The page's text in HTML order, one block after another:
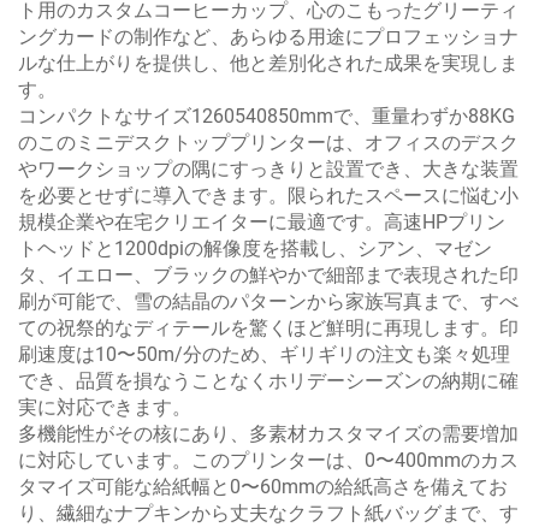
ト用のカスタムコーヒーカップ、心のこもったグリーティ
ングカードの制作など、あらゆる用途にプロフェッショナ
ルな仕上がりを提供し、他と差別化された成果を実現しま
す。
コンパクトなサイズ1260540850mmで、重量わずか88KG
のこのミニデスクトッププリンターは、オフィスのデスク
やワークショップの隅にすっきりと設置でき、大きな装置
を必要とせずに導入できます。限られたスペースに悩む小
規模企業や在宅クリエイターに最適です。高速HPプリン
トヘッドと1200dpiの解像度を搭載し、シアン、マゼン
タ、イエロー、ブラックの鮮やかで細部まで表現された印
刷が可能で、雪の結晶のパターンから家族写真まで、すべ
ての祝祭的なディテールを驚くほど鮮明に再現します。印
刷速度は10〜50m/分のため、ギリギリの注文も楽々処理
でき、品質を損なうことなくホリデーシーズンの納期に確
実に対応できます。
多機能性がその核にあり、多素材カスタマイズの需要増加
に対応しています。このプリンターは、0〜400mmのカス
タマイズ可能な給紙幅と0〜60mmの給紙高さを備えてお
り、繊細なナプキンから丈夫なクラフト紙バッグまで、す